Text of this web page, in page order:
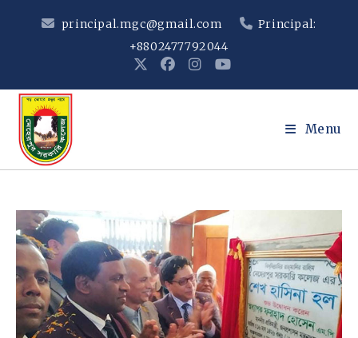
principal.mgc@gmail.com
Principal:
+8802477792044
Menu